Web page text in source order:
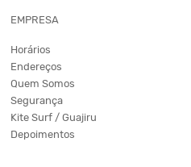
EMPRESA
Horários
Endereços
Quem Somos
Segurança
Kite Surf / Guajiru
Depoimentos